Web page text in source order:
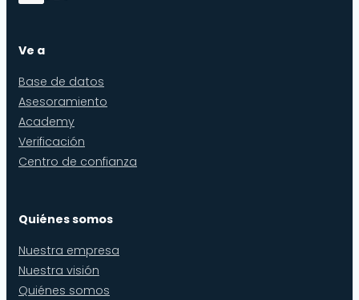
Ve a
Base de datos
Asesoramiento
Academy
Verificación
Centro de confianza
Quiénes somos
Nuestra empresa
Nuestra visión
Quiénes somos